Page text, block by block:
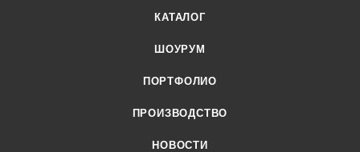
КАТАЛОГ
ШОУРУМ
ПОРТФОЛИО
ПРОИЗВОДСТВО
НОВОСТИ